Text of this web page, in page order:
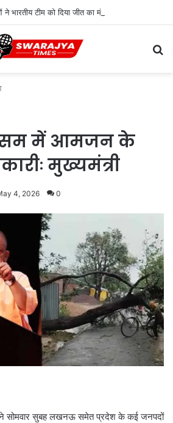
में आमजन के
मुख्यमंत्री
4, 2026 0
ने सोमवार सुबह लखनऊ समेत प्रदेश के कई जनपदों